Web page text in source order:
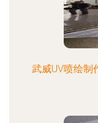
武威UV喷绘制